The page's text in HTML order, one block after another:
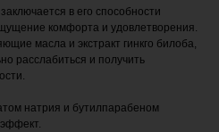
в его способности
комфорта и удовлетворения.
масла и экстракт гинкго билоба,
расслабиться и получить
натрия и бутилпарабеном